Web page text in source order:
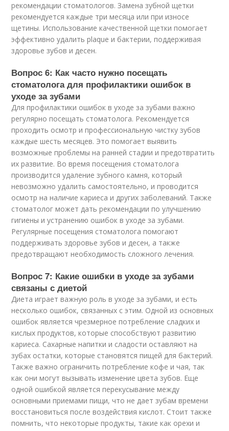
рекомендации стоматологов. Замена зубной щетки
рекомендуется каждые три месяца или при износе
щетины. Использование качественной щетки помогает
эффективно удалить plaque и бактерии, поддерживая
здоровье зубов и десен.
Вопрос 6: Как часто нужно посещать
стоматолога для профилактики ошибок в
уходе за зубами
Для профилактики ошибок в уходе за зубами важно
регулярно посещать стоматолога. Рекомендуется
проходить осмотр и профессиональную чистку зубов
каждые шесть месяцев. Это помогает выявить
возможные проблемы на ранней стадии и предотвратить
их развитие. Во время посещения стоматолога
производится удаление зубного камня, который
невозможно удалить самостоятельно, и проводится
осмотр на наличие кариеса и других заболеваний. Также
стоматолог может дать рекомендации по улучшению
гигиены и устранению ошибок в уходе за зубами.
Регулярные посещения стоматолога помогают
поддерживать здоровье зубов и десен, а также
предотвращают необходимость сложного лечения.
Вопрос 7: Какие ошибки в уходе за зубами
связаны с диетой
Диета играет важную роль в уходе за зубами, и есть
несколько ошибок, связанных с этим. Одной из основных
ошибок является чрезмерное потребление сладких и
кислых продуктов, которые способствуют развитию
кариеса. Сахарные напитки и сладости оставляют на
зубах остатки, которые становятся пищей для бактерий.
Также важно ограничить потребление кофе и чая, так
как они могут вызывать изменение цвета зубов. Еще
одной ошибкой является перекусывание между
основными приемами пищи, что не дает зубам времени
восстановиться после воздействия кислот. Стоит также
помнить, что некоторые продукты, такие как орехи и